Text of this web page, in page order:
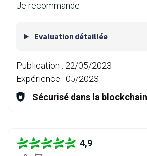
Je recommande
Evaluation détaillée
Publication : 22/05/2023
Expérience : 05/2023
Sécurisé dans la blockchain
4,9